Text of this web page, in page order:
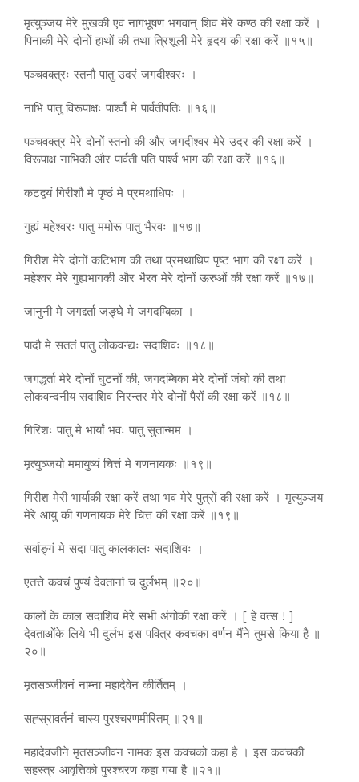
मृत्युञ्जय मेरे मुखकी एवं नागभूषण भगवान् शिव मेरे कण्ठ की रक्षा करें ।
पिनाकी मेरे दोनों हाथों की तथा त्रिशूली मेरे हृदय की रक्षा करें ॥१५॥
पञ्चवक्त्रः स्तनौ पातु उदरं जगदीश्वरः ।
नाभिं पातु विरूपाक्षः पार्श्वौ मे पार्वतीपतिः ॥१६॥
पञ्चवक्त्र मेरे दोनों स्तनो की और जगदीश्वर मेरे उदर की रक्षा करें ।
विरूपाक्ष नाभिकी और पार्वती पति पार्श्व भाग की रक्षा करें ॥१६॥
कटद्वयं गिरीशौ मे पृष्ठं मे प्रमथाधिपः ।
गुह्यं महेश्वरः पातु ममोरू पातु भैरवः ॥१७॥
गिरीश मेरे दोनों कटिभाग की तथा प्रमथाधिप पृष्ट भाग की रक्षा करें ।
महेश्वर मेरे गुह्यभागकी और भैरव मेरे दोनों ऊरुओं की रक्षा करें ॥१७॥
जानुनी मे जगद्दर्ता जङ्घे मे जगदम्बिका ।
पादौ मे सततं पातु लोकवन्द्यः सदाशिवः ॥१८॥
जगद्धर्ता मेरे दोनों घुटनों की, जगदम्बिका मेरे दोनों जंघो की तथा
लोकवन्दनीय सदाशिव निरन्तर मेरे दोनों पैरों की रक्षा करें ॥१८॥
गिरिशः पातु मे भार्यां भवः पातु सुतान्मम ।
मृत्युञ्जयो ममायुष्यं चित्तं मे गणनायकः ॥१९॥
गिरीश मेरी भार्याकी रक्षा करें तथा भव मेरे पुत्रों की रक्षा करें । मृत्युञ्जय
मेरे आयु की गणनायक मेरे चित्त की रक्षा करें ॥१९॥
सर्वाङ्गं मे सदा पातु कालकालः सदाशिवः ।
एतत्ते कवचं पुण्यं देवतानां च दुर्लभम् ॥२०॥
कालों के काल सदाशिव मेरे सभी अंगोकी रक्षा करें । [ हे वत्स ! ]
देवताओंके लिये भी दुर्लभ इस पवित्र कवचका वर्णन मैंने तुमसे किया है ॥
२०॥
मृतसञ्जीवनं नाम्ना महादेवेन कीर्तितम् ।
सह्स्रावर्तनं चास्य पुरश्चरणमीरितम् ॥२१॥
महादेवजीने मृतसञ्जीवन नामक इस कवचको कहा है । इस कवचकी
सहस्त्र आवृत्तिको पुरश्चरण कहा गया है ॥२१॥